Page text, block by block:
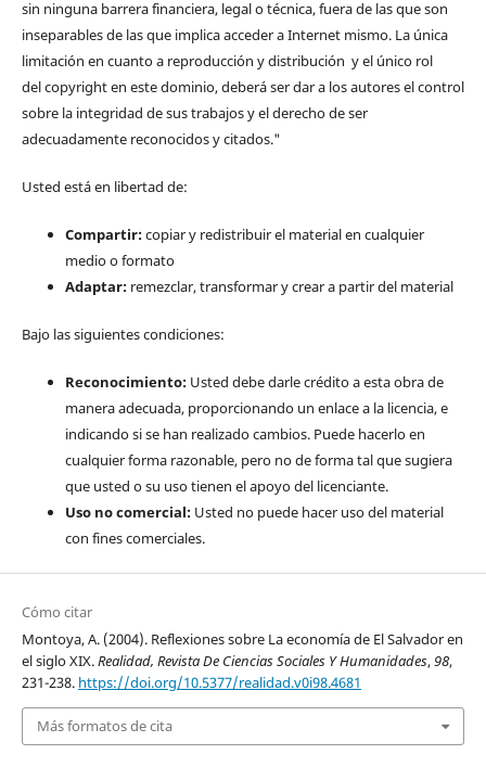
sin ninguna barrera financiera, legal o técnica, fuera de las que son
inseparables de las que implica acceder a Internet mismo. La única
limitación en cuanto a reproducción y distribución y el único rol
del copyright en este dominio, deberá ser dar a los autores el control
sobre la integridad de sus trabajos y el derecho de ser
adecuadamente reconocidos y citados."
Usted está en libertad de:
Compartir:copiar y redistribuir el material en cualquier
medio o formato
Adaptar:remezclar, transformar y crear a partir del material
Bajo las siguientes condiciones:
Reconocimiento:Usted debe darle crédito a esta obra de
manera adecuada, proporcionando un enlace a la licencia, e
indicando si se han realizado cambios. Puede hacerlo en
cualquier forma razonable, pero no de forma tal que sugiera
que usted o su uso tienen el apoyo del licenciante.
Uso no comercial:Usted no puede hacer uso del material
con fines comerciales.
Cómo citar
Montoya, A. (2004). Reflexiones sobre La economía de El Salvador en
el siglo XIX.Realidad, Revista De Ciencias Sociales Y Humanidades,98,
231-238. https://doi.org/10.5377/realidad.v0i98.4681
Más formatos de cita